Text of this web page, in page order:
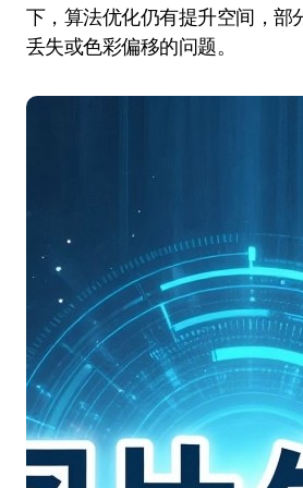
下，算法优化仍有提升空间，部
丢失或色彩偏移的问题。